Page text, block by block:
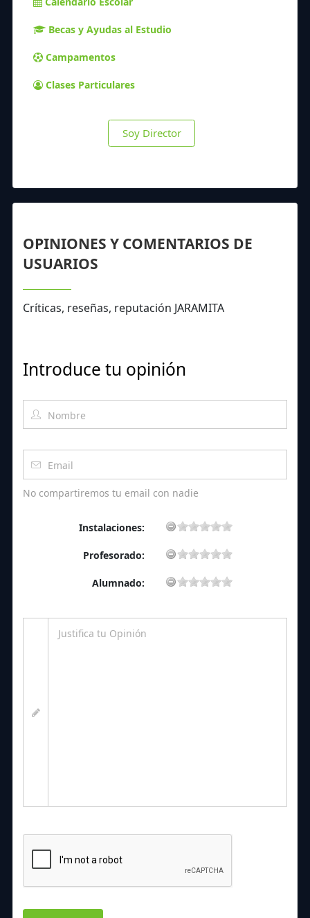
Becas y Ayudas al Estudio
Campamentos
Clases Particulares
Soy Director
OPINIONES Y COMENTARIOS DE
USUARIOS
Críticas, reseñas, reputación JARAMITA
Introduce tu opinión
No compartiremos tu email con nadie
Instalaciones:
Profesorado:
Alumnado: